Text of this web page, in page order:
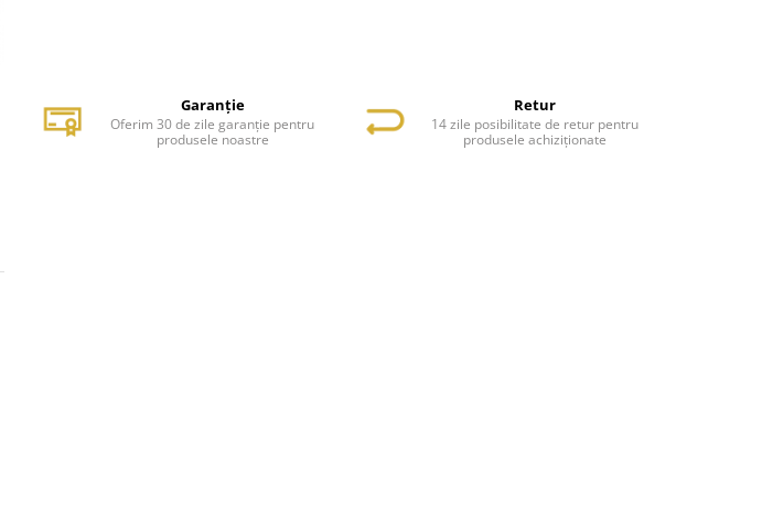
Garanție
Oferim 30 de zile garanție pentru
produsele noastre
Retur
14 zile posibilitate de retur pentru
produsele achiziționate